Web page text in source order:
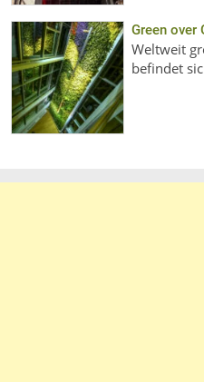
Green over
Weltweit
befindet